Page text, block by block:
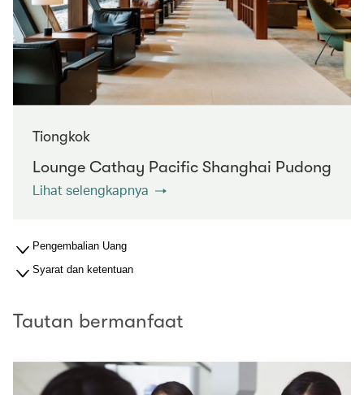
Tiongkok
Lounge Cathay Pacific Shanghai Pudong
Lihat selengkapnya
Pengembalian Uang
Syarat dan ketentuan
Tautan bermanfaat